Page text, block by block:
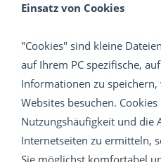
Einsatz von Cookies
"Cookies" sind kleine
auf Ihrem PC spezifische,
Informationen zu
Websites besuchen.
Nutzungshäufigkeit und die
Internetseiten zu ermitteln,